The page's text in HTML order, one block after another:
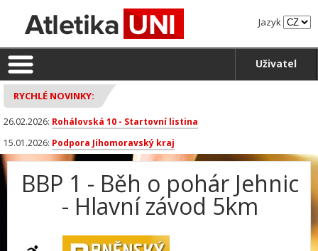
Jazyk
Uživatel
RYCHLÉ NOVINKY:
26.02.2026: Rohálovská 10 - Startovní listina
15.01.2026: Podpora Jihomoravský kraj
BBP 1 - Běh o pohár Jehnic
- Hlavní závod 5km